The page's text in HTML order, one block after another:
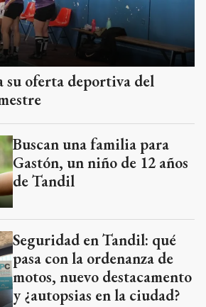
su oferta deportiva del
Buscan una familia para
Gastón, un niño de 12 años
de Tandil
Seguridad en Tandil: qué
pasa con la ordenanza de
motos, nuevo destacamento
y ¿autopsias en la ciudad?